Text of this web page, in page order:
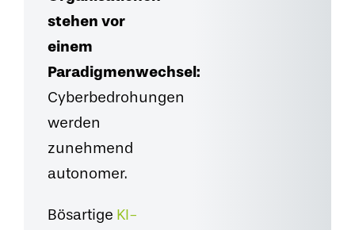
stehen vor
einem
Paradigmenwechsel:
Cyberbedrohungen
werden
zunehmend
autonomer.
Bösartige KI-